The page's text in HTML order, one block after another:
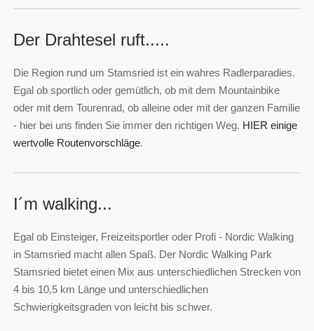
Der Drahtesel ruft.....
Die Region rund um Stamsried ist ein wahres Radlerparadies.
Egal ob sportlich oder gemütlich, ob mit dem Mountainbike
oder mit dem Tourenrad, ob alleine oder mit der ganzen Familie
- hier bei uns finden Sie immer den richtigen Weg. HIER einige
wertvolle Routenvorschläge.
I´m walking...
Egal ob Einsteiger, Freizeitsportler oder Profi - Nordic Walking
in Stamsried macht allen Spaß. Der Nordic Walking Park
Stamsried bietet einen Mix aus unterschiedlichen Strecken von
4 bis 10,5 km Länge und unterschiedlichen
Schwierigkeitsgraden von leicht bis schwer.